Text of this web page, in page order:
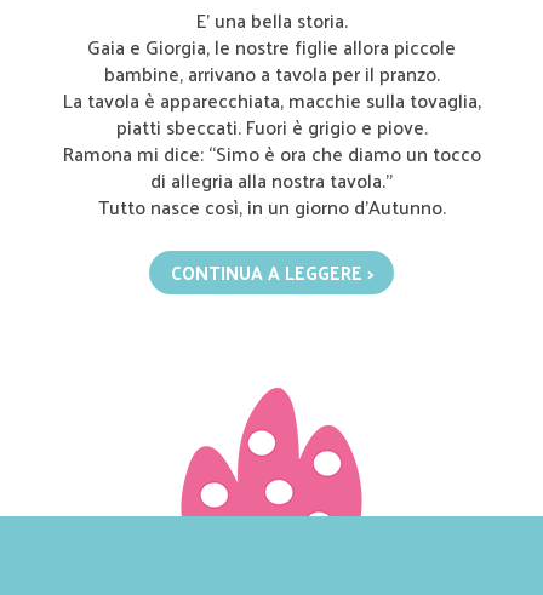
E’ una bella storia.
Gaia e Giorgia, le nostre figlie allora piccole
bambine, arrivano a tavola per il pranzo.
La tavola è apparecchiata, macchie sulla tovaglia,
piatti sbeccati. Fuori è grigio e piove.
Ramona mi dice: “Simo è ora che diamo un tocco
di allegria alla nostra tavola.”
Tutto nasce così, in un giorno d’Autunno.
CONTINUA A LEGGERE >